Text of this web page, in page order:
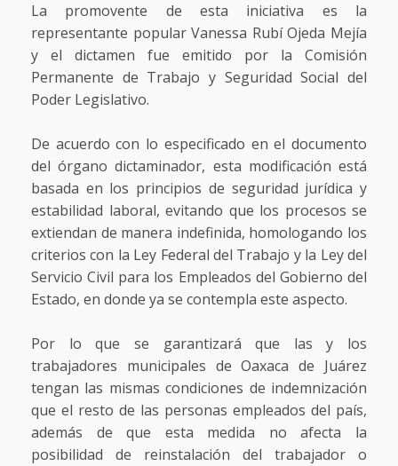
La promovente de esta iniciativa es la
representante popular Vanessa Rubí Ojeda Mejía
y el dictamen fue emitido por la Comisión
Permanente de Trabajo y Seguridad Social del
Poder Legislativo.
De acuerdo con lo especificado en el documento
del órgano dictaminador, esta modificación está
basada en los principios de seguridad jurídica y
estabilidad laboral, evitando que los procesos se
extiendan de manera indefinida, homologando los
criterios con la Ley Federal del Trabajo y la Ley del
Servicio Civil para los Empleados del Gobierno del
Estado, en donde ya se contempla este aspecto.
Por lo que se garantizará que las y los
trabajadores municipales de Oaxaca de Juárez
tengan las mismas condiciones de indemnización
que el resto de las personas empleados del país,
además de que esta medida no afecta la
posibilidad de reinstalación del trabajador o